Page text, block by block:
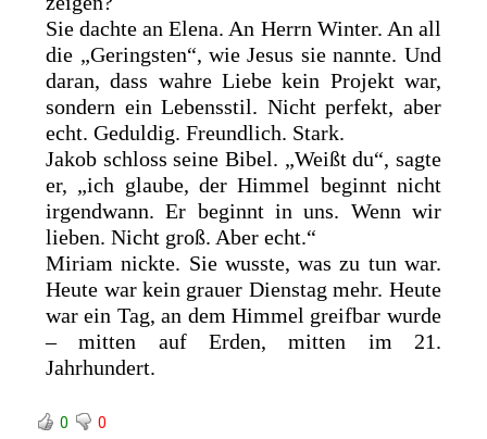
Sie dachte an Elena. An Herrn Winter. An all
die „Geringsten“, wie Jesus sie nannte. Und
daran, dass wahre Liebe kein Projekt war,
sondern ein Lebensstil. Nicht perfekt, aber
echt. Geduldig. Freundlich. Stark.
Jakob schloss seine Bibel. „Weißt du“, sagte
er, „ich glaube, der Himmel beginnt nicht
irgendwann. Er beginnt in uns. Wenn wir
lieben. Nicht groß. Aber echt.“
Miriam nickte. Sie wusste, was zu tun war.
Heute war kein grauer Dienstag mehr. Heute
war ein Tag, an dem Himmel greifbar wurde
– mitten auf Erden, mitten im 21.
Jahrhundert.
0 0